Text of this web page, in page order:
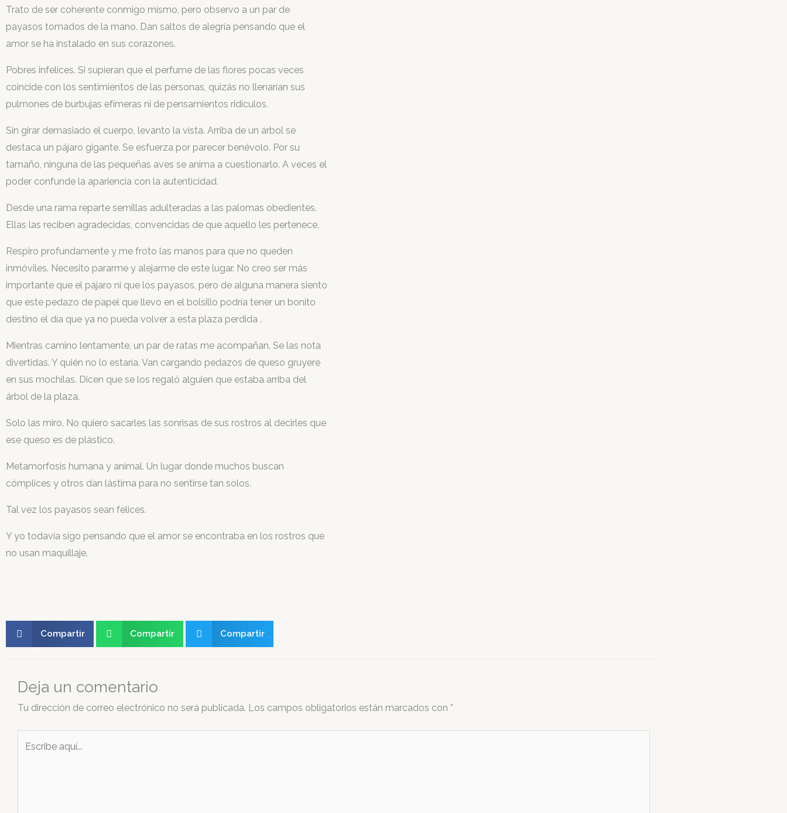
Trato de ser coherente conmigo mismo, pero observo a un par de
payasos tomados de la mano. Dan saltos de alegría pensando que el
amor se ha instalado en sus corazones.
Pobres infelices. Si supieran que el perfume de las flores pocas veces
coincide con los sentimientos de las personas, quizás no llenarían sus
pulmones de burbujas efímeras ni de pensamientos ridículos.
Sin girar demasiado el cuerpo, levanto la vista. Arriba de un árbol se
destaca un pájaro gigante. Se esfuerza por parecer benévolo. Por su
tamaño, ninguna de las pequeñas aves se anima a cuestionarlo. A veces el
poder confunde la apariencia con la autenticidad.
Desde una rama reparte semillas adulteradas a las palomas obedientes.
Ellas las reciben agradecidas, convencidas de que aquello les pertenece.
Respiro profundamente y me froto las manos para que no queden
inmóviles. Necesito pararme y alejarme de este lugar. No creo ser más
importante que el pájaro ni que los payasos, pero de alguna manera siento
que este pedazo de papel que llevo en el bolsillo podría tener un bonito
destino el día que ya no pueda volver a esta plaza perdida .
Mientras camino lentamente, un par de ratas me acompañan. Se las nota
divertidas. Y quién no lo estaría. Van cargando pedazos de queso gruyere
en sus mochilas. Dicen que se los regaló alguien que estaba arriba del
árbol de la plaza.
Solo las miro. No quiero sacarles las sonrisas de sus rostros al decirles que
ese queso es de plástico.
Metamorfosis humana y animal. Un lugar donde muchos buscan
cómplices y otros dan lástima para no sentirse tan solos.
Tal vez los payasos sean felices.
Y yo todavía sigo pensando que el amor se encontraba en los rostros que
no usan maquillaje.
Compartir Compartir Compartir
Deja un comentario
Tu dirección de correo electrónico no será publicada. Los campos obligatorios están marcados con *